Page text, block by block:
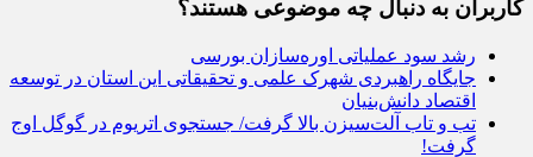
کاربران به دنبال چه موضوعی هستند؟
رشد سود عملیاتی اوره‌سازان بورسی
جایگاه راهبردی شهرک علمی و تحقیقاتی این استان در توسعه
اقتصاد دانش‌بنیان
تب و تاب آلت‌سیزن بالا گرفت/ جستجوی اتریوم در گوگل اوج
گرفت!